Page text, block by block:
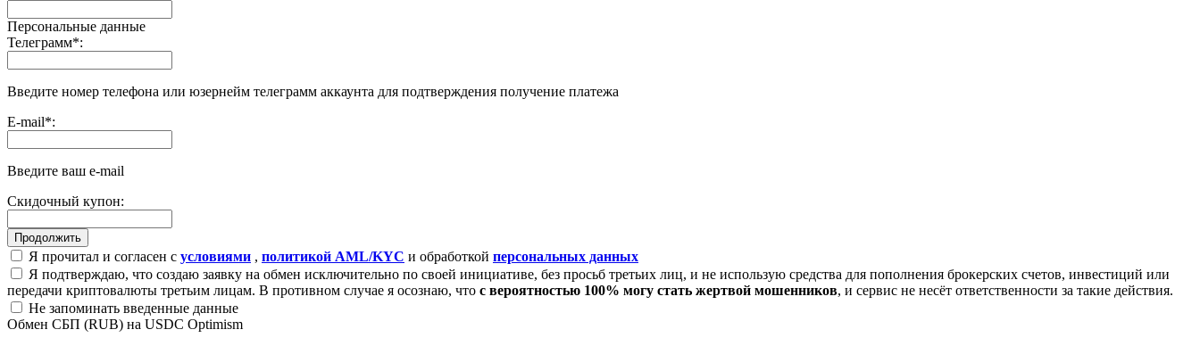
Персональные данные
Телеграмм*:
Введите номер телефона или юзернейм телеграмм аккаунта для подтверждения получение платежа
E-mail*:
Введите ваш e-mail
Скидочный купон:
Я прочитал и согласен с условиями , политикой AML/KYC и обработкой персональных данных
Я подтверждаю, что создаю заявку на обмен исключительно по своей инициативе, без просьб третьих лиц, и не использую средства для пополнения брокерских счетов, инвестиций или
передачи криптовалюты третьим лицам. В противном случае я осознаю, что с вероятностью 100% могу стать жертвой мошенников, и сервис не несёт ответственности за такие действия.
Не запоминать введенные данные
Обмен СБП (RUB) на USDC Optimism